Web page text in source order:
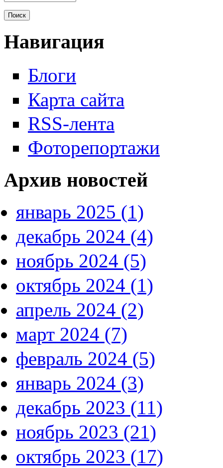
Навигация
Блоги
Карта сайта
RSS-лента
Фоторепортажи
Архив новостей
январь 2025 (1)
декабрь 2024 (4)
ноябрь 2024 (5)
октябрь 2024 (1)
апрель 2024 (2)
март 2024 (7)
февраль 2024 (5)
январь 2024 (3)
декабрь 2023 (11)
ноябрь 2023 (21)
октябрь 2023 (17)